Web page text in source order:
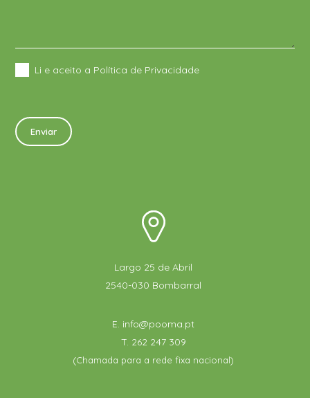
Li e aceito a Política de Privacidade
Largo 25 de Abril
2540-030 Bombarral
E. info@pooma.pt
T. 262 247 309
(Chamada para a rede fixa nacional)